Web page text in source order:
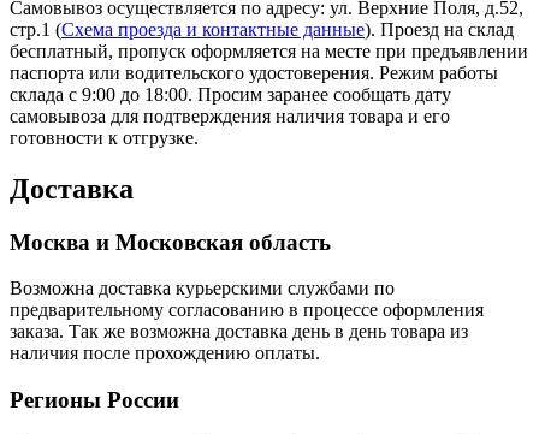
Самовывоз осуществляется по адресу: ул. Верхние Поля, д.52,
стр.1 (Схема проезда и контактные данные). Проезд на склад
бесплатный, пропуск оформляется на месте при предъявлении
паспорта или водительского удостоверения. Режим работы
склада с 9:00 до 18:00. Просим заранее сообщать дату
самовывоза для подтверждения наличия товара и его
готовности к отгрузке.
Доставка
Москва и Московская область
Возможна доставка курьерскими службами по
предварительному согласованию в процессе оформления
заказа. Так же возможна доставка день в день товара из
наличия после прохождению оплаты.
Регионы России